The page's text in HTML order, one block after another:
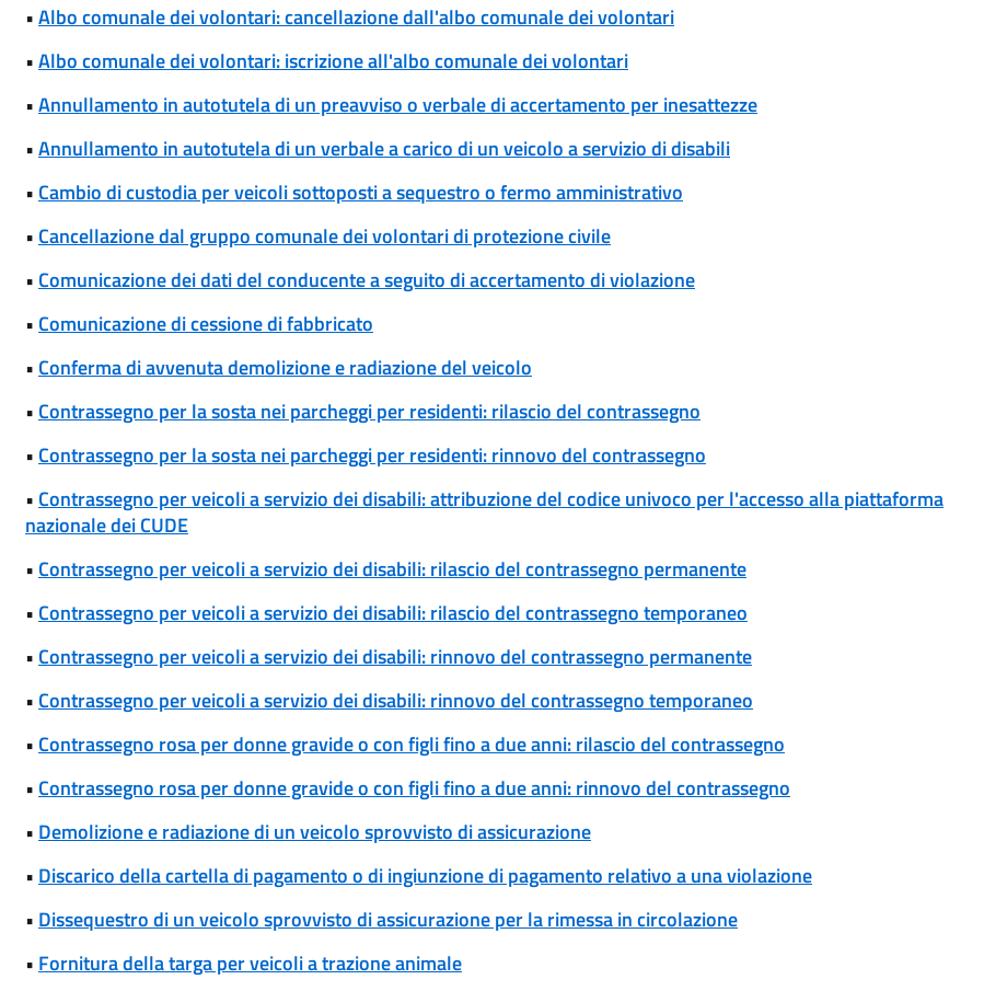
•Albo comunale dei volontari: cancellazione dall'albo comunale dei volontari
•Albo comunale dei volontari: iscrizione all'albo comunale dei volontari
•Annullamento in autotutela di un preavviso o verbale di accertamento per inesattezze
•Annullamento in autotutela di un verbale a carico di un veicolo a servizio di disabili
• Cambio di custodia per veicoli sottoposti a sequestro o fermo amministrativo
• Cancellazione dal gruppo comunale dei volontari di protezione civile
• Comunicazione dei dati del conducente a seguito di accertamento di violazione
• Comunicazione di cessione di fabbricato
• Conferma di avvenuta demolizione e radiazione del veicolo
• Contrassegno per la sosta nei parcheggi per residenti: rilascio del contrassegno
• Contrassegno per la sosta nei parcheggi per residenti: rinnovo del contrassegno
• Contrassegno per veicoli a servizio dei disabili: attribuzione del codice univoco per l'accesso alla piattaforma
nazionale dei CUDE
• Contrassegno per veicoli a servizio dei disabili: rilascio del contrassegno permanente
• Contrassegno per veicoli a servizio dei disabili: rilascio del contrassegno temporaneo
• Contrassegno per veicoli a servizio dei disabili: rinnovo del contrassegno permanente
• Contrassegno per veicoli a servizio dei disabili: rinnovo del contrassegno temporaneo
• Contrassegno rosa per donne gravide o con figli fino a due anni: rilascio del contrassegno
• Contrassegno rosa per donne gravide o con figli fino a due anni: rinnovo del contrassegno
• Demolizione e radiazione di un veicolo sprovvisto di assicurazione
• Discarico della cartella di pagamento o di ingiunzione di pagamento relativo a una violazione
• Dissequestro di un veicolo sprovvisto di assicurazione per la rimessa in circolazione
• Fornitura della targa per veicoli a trazione animale